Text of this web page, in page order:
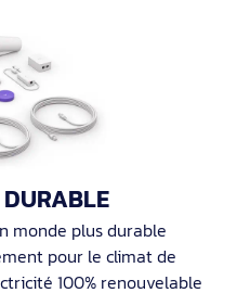
monde plus durable
pour le climat de
100% renouvelable